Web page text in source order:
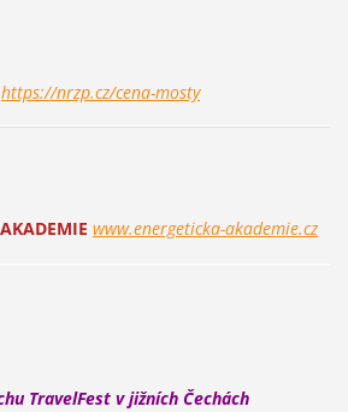
https://nrzp.cz/cena-mosty
www.energeticka-akademie.cz
TravelFest v jižních Čechách